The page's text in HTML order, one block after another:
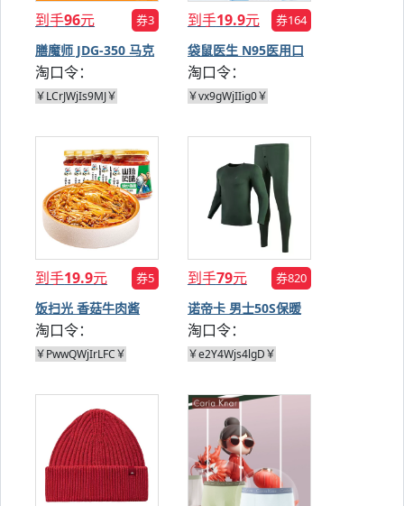
到手96元 券3
膳魔师 JDG-350 马克
杯 350ml
淘口令：
￥LCrJWjIs9MJ￥
到手19.9元 券164
袋鼠医生 N95医用口
罩 100支
淘口令：
￥vx9gWjIIig0￥
到手19.9元 券5
饭扫光 香菇牛肉酱
200g*2瓶
淘口令：
￥PwwQWjIrLFC￥
到手79元 券820
诺帝卡 男士50S保暖
内衣套装
淘口令：
￥e2Y4Wjs4lgD￥